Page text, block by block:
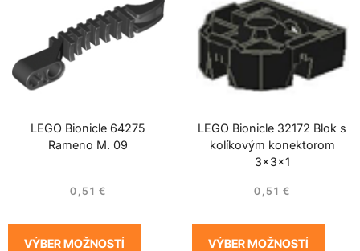
LEGO Bionicle 64275
Rameno M. 09
0,51 €
VÝBER MOŽNOSTÍ
LEGO Bionicle 32172 Blok s
kolíkovým konektorom
3x3x1
0,51 €
VÝBER MOŽNOSTÍ